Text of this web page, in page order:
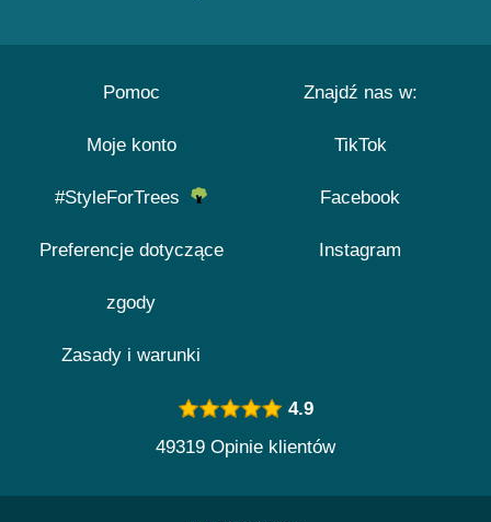
Pomoc
Moje konto
#StyleForTrees
Preferencje dotyczące
zgody
Zasady i warunki
Znajdź nas w:
TikTok
Facebook
Instagram
4.9
49319 Opinie klientów